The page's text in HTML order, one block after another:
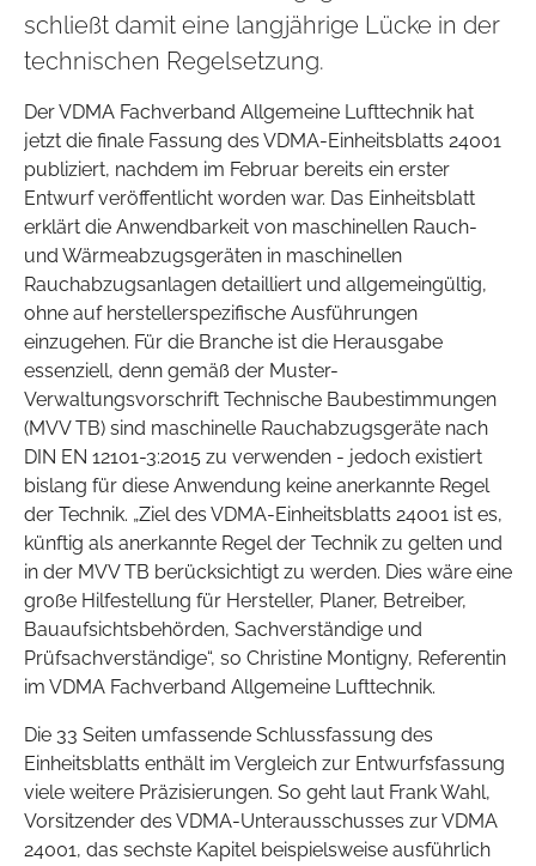
schließt damit eine langjährige Lücke in der
technischen Regelsetzung.
Der VDMA Fachverband Allgemeine Lufttechnik hat
jetzt die finale Fassung des VDMA-Einheitsblatts 24001
publiziert, nachdem im Februar bereits ein erster
Entwurf veröffentlicht worden war. Das Einheitsblatt
erklärt die Anwendbarkeit von maschinellen Rauch-
und Wärmeabzugsgeräten in maschinellen
Rauchabzugsanlagen detailliert und allgemeingültig,
ohne auf herstellerspezifische Ausführungen
einzugehen. Für die Branche ist die Herausgabe
essenziell, denn gemäß der Muster-
Verwaltungsvorschrift Technische Baubestimmungen
(MVV TB) sind maschinelle Rauchabzugsgeräte nach
DIN EN 12101-3:2015 zu verwenden - jedoch existiert
bislang für diese Anwendung keine anerkannte Regel
der Technik. „Ziel des VDMA-Einheitsblatts 24001 ist es,
künftig als anerkannte Regel der Technik zu gelten und
in der MVV TB berücksichtigt zu werden. Dies wäre eine
große Hilfestellung für Hersteller, Planer, Betreiber,
Bauaufsichtsbehörden, Sachverständige und
Prüfsachverständige“, so Christine Montigny, Referentin
im VDMA Fachverband Allgemeine Lufttechnik.
Die 33 Seiten umfassende Schlussfassung des
Einheitsblatts enthält im Vergleich zur Entwurfsfassung
viele weitere Präzisierungen. So geht laut Frank Wahl,
Vorsitzender des VDMA-Unterausschusses zur VDMA
24001, das sechste Kapitel beispielsweise ausführlich